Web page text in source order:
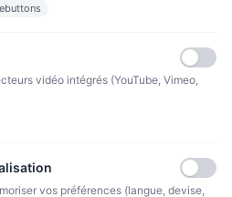
de réductions.
vidéo intégrés (YouTube, Vimeo,
vos préférences (langue, devise,